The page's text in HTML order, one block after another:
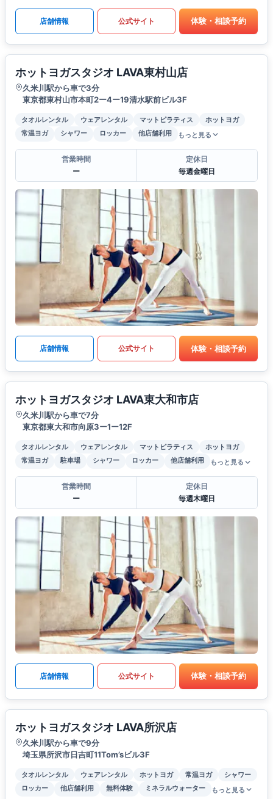
店舗情報 公式サイト 体験・相談予約
ホットヨガスタジオ LAVA東村山店
久米川駅から車で3分
東京都東村山市本町2ー4ー19清水駅前ビル3F
タオルレンタル ウェアレンタル マットピラティス
ホットヨガ
常温ヨガ
シャワー ロッカー 他店舗利用 もっと見る
営業時間
ー
定休日
毎週金曜日
店舗情報 公式サイト 体験・相談予約
ホットヨガスタジオ LAVA東大和市店
久米川駅から車で7分
東京都東大和市向原3ー1ー12F
タオルレンタル ウェアレンタル マットピラティス
ホットヨガ
常温ヨガ
駐車場 シャワー ロッカー 他店舗利用 もっと見る
営業時間
ー
定休日
毎週木曜日
店舗情報 公式サイト 体験・相談予約
ホットヨガスタジオ LAVA所沢店
久米川駅から車で9分
埼玉県所沢市日吉町11Tom’sビル3F
タオルレンタル ウェアレンタル ホットヨガ 常温ヨガ
シャワー
ロッカー
他店舗利用 無料体験 ミネラルウォーター もっと見る